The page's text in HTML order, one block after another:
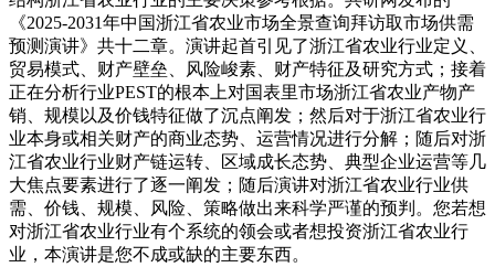
《2025-2031年中国浙江省农业市场全景查询拜访取市场供需
预测演讲》共十二章。演讲起首引见了浙江省农业行业定义、
贸易模式、财产壁垒、风险峻素、财产特征及研究方式；接着
正在分析行业PEST的根本上对国表里市场浙江省农业产物产
销、规模以及价钱特征做了沉点阐发；然后对于浙江省农业行
业本身或相关财产的商业态势、运营情况进行分解；随后对浙
江省农业行业财产链运转、区域成长态势、典型企业运营等几
大焦点要素进行了逐一阐发；随后演讲对浙江省农业行业供
需、价钱、规模、风险、策略做出来科学严谨的预判。您若想
对浙江省农业行业有个系统的领会或者想投资浙江省农业行
业，本演讲是您不成或缺的主要东西。